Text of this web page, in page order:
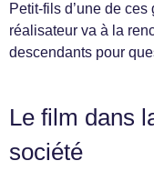
Petit-fils d’une de
réalisateur va à la
descendants pour
Le film dans
société